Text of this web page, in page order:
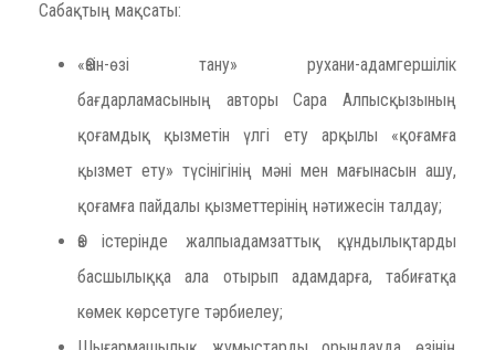
Сабақтың мақсаты:
«Өзін-өзі тану» рухани-адамгершілік
бағдарламасының авторы Сара Алпысқызының
қоғамдық қызметін үлгі ету арқылы «қоғамға
қызмет ету» түсінігінің мәні мен мағынасын ашу,
қоғамға пайдалы қызметтерінің нәтижесін талдау;
Өз істерінде жалпыадамзаттық құндылықтарды
басшылыққа ала отырып адамдарға, табиғатқа
көмек көрсетуге тәрбиелеу;